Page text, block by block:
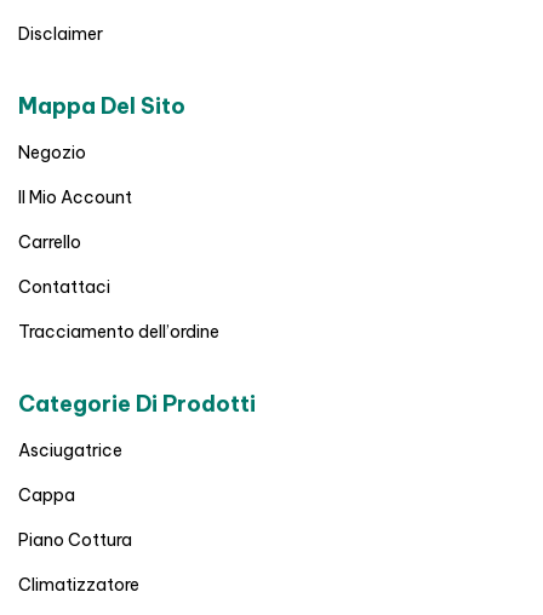
Disclaimer
Mappa Del Sito
Negozio
Il Mio Account
Carrello
Contattaci
Tracciamento dell’ordine
Categorie Di Prodotti
Asciugatrice
Cappa
Piano Cottura
Climatizzatore